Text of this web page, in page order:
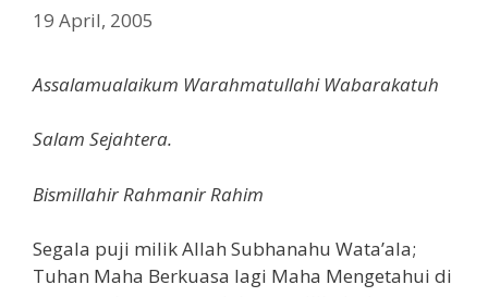
19 April, 2005
Assalamualaikum Warahmatullahi Wabarakatuh
Salam Sejahtera.
Bismillahir Rahmanir Rahim
Segala puji milik Allah Subhanahu Wata’ala;
Tuhan Maha Berkuasa lagi Maha Mengetahui di